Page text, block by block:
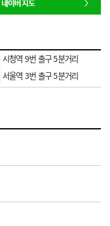
100m
시청역 9번 출구 5분거리
서울역 3번 출구 5분거리